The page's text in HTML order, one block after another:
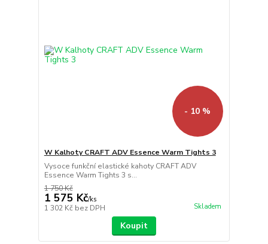
- 10 %
W Kalhoty CRAFT ADV Essence Warm Tights 3
Vysoce funkční elastické kahoty CRAFT ADV
Essence Warm Tights 3 s...
1 750 Kč
1 575 Kč/ks
1 302 Kč bez DPH Skladem
Koupit